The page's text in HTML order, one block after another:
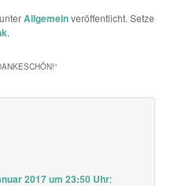
unterAllgemeinveröffentlicht. Setze
.
“
2017 um 23:50 Uhr: